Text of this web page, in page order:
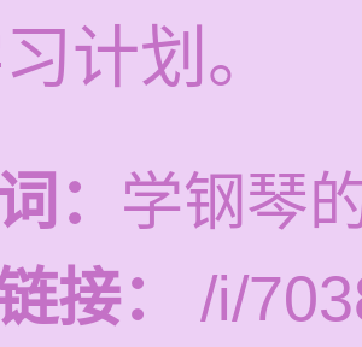
计划。
： 学钢琴
接：
/i/